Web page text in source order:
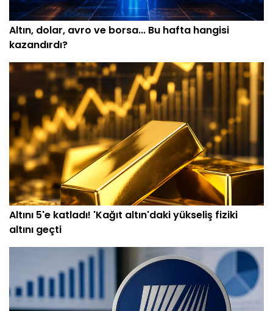
Altın, dolar, avro ve borsa... Bu hafta hangisi
kazandırdı?
Altını 5'e katladı! 'Kağıt altın'daki yükseliş fiziki
altını geçti